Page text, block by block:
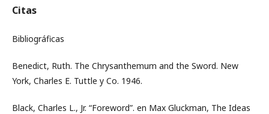
Citas
Bibliográficas
Benedict, Ruth. The Chrysanthemum and the Sword. New
York, Charles E. Tuttle y Co. 1946.
Black, Charles L., Jr. “Foreword”. en Max Gluckman, The Ideas